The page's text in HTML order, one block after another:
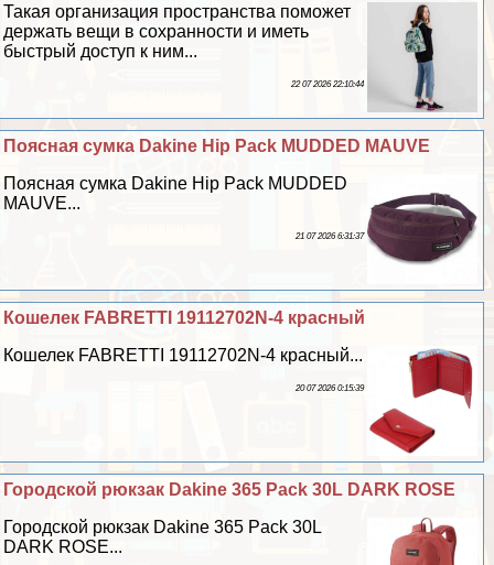
Такая организация прострaнcтва поможет
держать вещи в сохранности и иметь
быстрый доступ к ним...
22 07 2026 22:10:44
Поясная сумка Dakine Hip Pack MUDDED MAUVE
Поясная сумка Dakine Hip Pack MUDDED
MAUVE...
21 07 2026 6:31:37
Кошелек FABRETTI 19112702N-4 красный
Кошелек FABRETTI 19112702N-4 красный...
20 07 2026 0:15:39
Городской рюкзак Dakine 365 Pack 30L DARK ROSE
Городской рюкзак Dakine 365 Pack 30L
DARK ROSE...